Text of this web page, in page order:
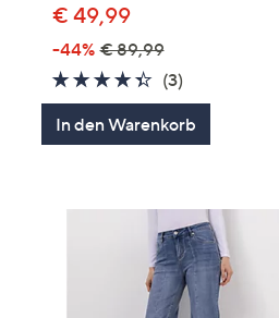
€ 49,99
-44% € 89,99
4.3
von
5
(3)3
Bewertungen
In den Warenkorb